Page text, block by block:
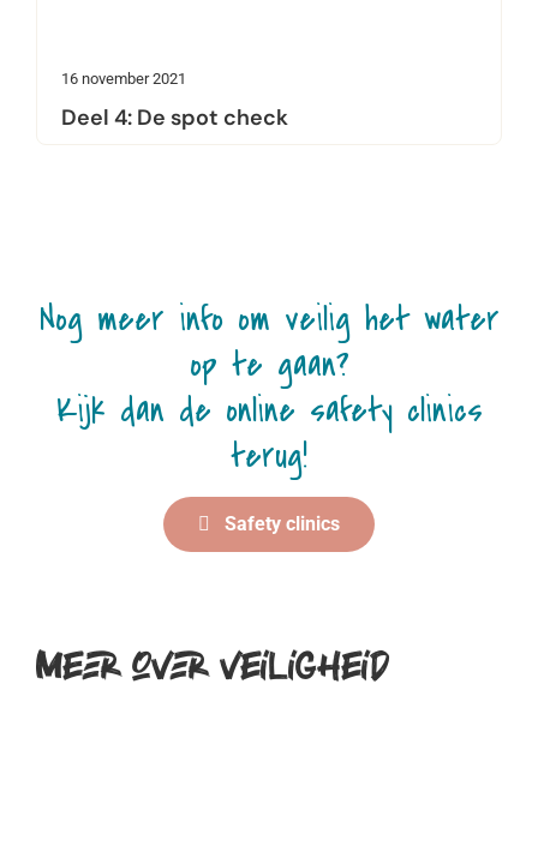
16 november 2021
Deel 4: De spot check
Nog meer info om veilig het water
op te gaan?
Kijk dan de online safety clinics
terug!
Safety clinics
Meer over veiligheid